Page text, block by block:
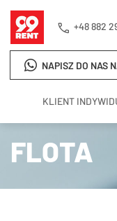
KLIENT
NAPISZ DO NAS
+48 882
Strona główna
FLOTA